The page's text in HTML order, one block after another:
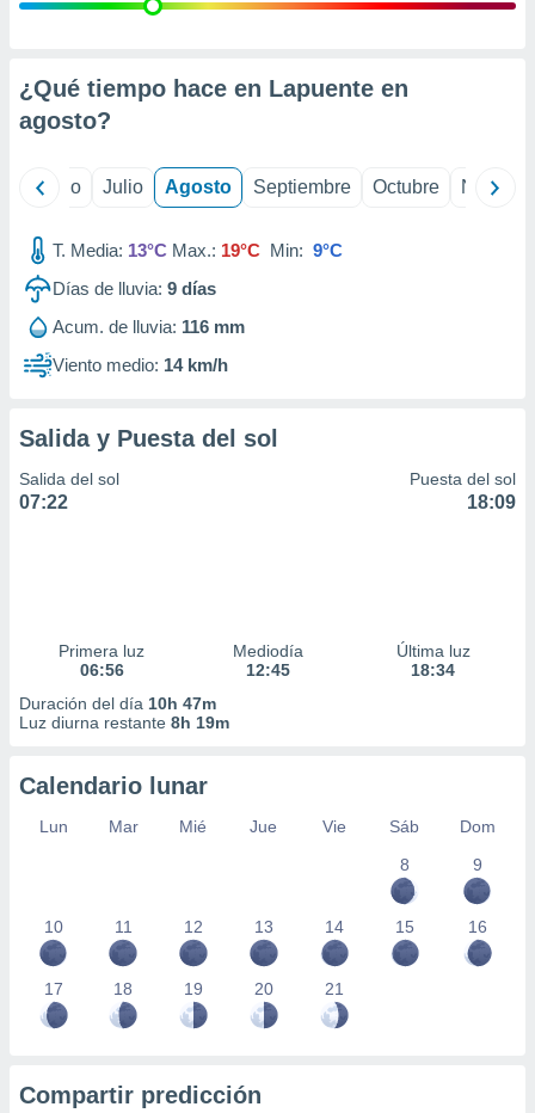
e
mediante
publicidad
de
1199
¿Qué tiempo hace en Lapuente en
agosto?
Junio Julio Agosto Septiembre Octubre
T. Media: 13°C Max.: 19°C Min: 9°C
Días de lluvia: 9 días
Acum. de lluvia: 116 mm
Viento medio: 14 km/h
Salida y Puesta del sol
Salida del sol
07:22
Puesta del sol
18:09
Primera luz
06:56
Mediodía
12:45
Última luz
18:34
Duración del día 10h 47m
Luz diurna restante 8h 19m
Calendario lunar
Lun Mar Mié Jue Vie Sáb
Dom
8
9
10 11 12 13 14 15 16
17 18 19 20 21
Compartir predicción